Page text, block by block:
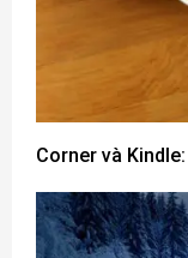
Corner và